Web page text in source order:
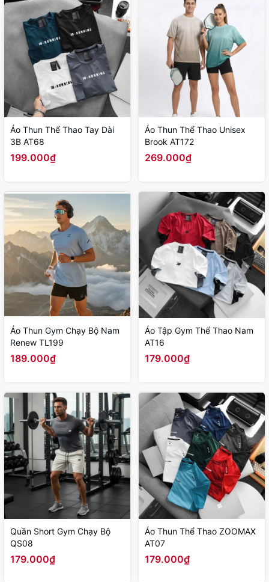
Áo Thun Thể Thao Tay Dài
3B AT68
199.000₫
Áo Thun Thể Thao Unisex
Brook AT172
269.000₫
Áo Thun Gym Chạy Bộ Nam
Renew TL199
189.000₫
Áo Tập Gym Thể Thao Nam
AT16
179.000₫
Quần Short Gym Chạy Bộ
QS08
179.000₫
Áo Thun Thể Thao ZOOMAX
AT07
179.000₫